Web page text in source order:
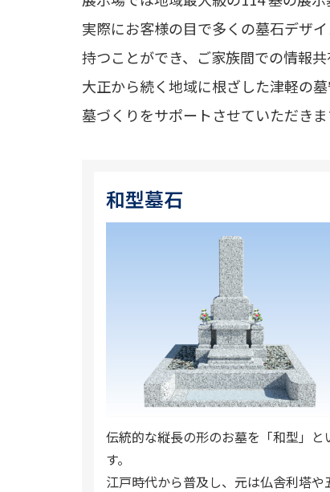
実際にお客様の目で多くの墓石デザ
持つことができ、ご家族間での情報共
大正から続く地域に根ざした津軽の
墓づくりをサポートさせていただきま
和型墓石
伝統的な縦長の形のお墓を「和型」と
す。
江戸時代から普及し、元は仏舎利塔や